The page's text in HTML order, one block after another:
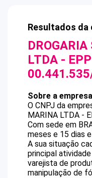
Resultados da
LTDA - EPP
Sobre a empresa
O CNPJ da
MARINA LTDA -
Com sede em
meses e 15 dias
A sua situação
principal
varejista de
manipulação de